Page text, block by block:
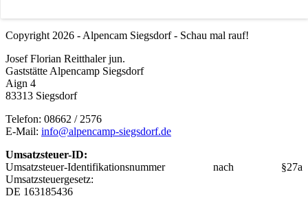
Copyright 2026 - Alpencam Siegsdorf - Schau mal rauf!
Josef Florian Reitthaler jun.
Gaststätte Alpencamp Siegsdorf
Aign 4
83313 Siegsdorf
Telefon: 08662 / 2576
E-Mail: info@alpencamp-siegsdorf.de
Umsatzsteuer-ID:
Umsatzsteuer-Identifikationsnummer nach §27a
Umsatzsteuergesetz:
DE 163185436